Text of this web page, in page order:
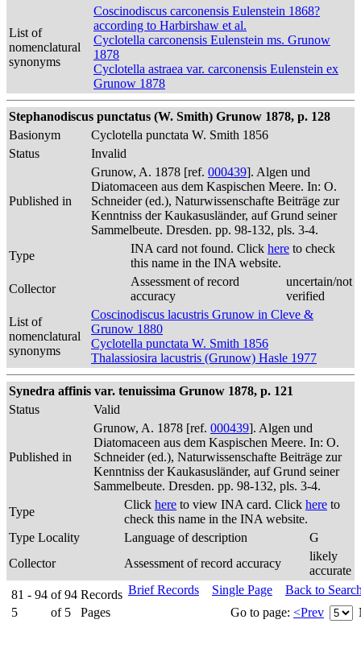
List of
nomenclatural
synonyms
Coscinodiscus carconensis Eulenstein 1868?
according to Harbirshaw et al.
Cyclotella carconensis Eulenstein ms. Grunow
1878
Cyclotella astraea var. carconensis Eulenstein ex
Grunow 1878
Stephanodiscus punctatus (W. Smith) Grunow 1878, p. 128
Basionym
Cyclotella punctata W. Smith 1856
Status
Invalid
Published in
Grunow, A. 1878 [ref. 000439]. Algen und
Diatomaceen aus dem Kaspischen Meere. In: O.
Schneider (ed.), Naturwissenschafte Beiträge zur
Kenntniss der Kaukasusländer, auf Grund seiner
Sammelbeute. Dresden. pp. 98-132, pls. 3-4.
Type
INA card not found. Click here to check
this name in the INA website.
Collector
Assessment of record
accuracy
uncertain/not
verified
List of
nomenclatural
synonyms
Coscinodiscus lacustris Grunow in Cleve &
Grunow 1880
Cyclotella punctata W. Smith 1856
Thalassiosira lacustris (Grunow) Hasle 1977
Synedra affinis var. tenuissima Grunow 1878, p. 121
Status
Valid
Published in
Grunow, A. 1878 [ref. 000439]. Algen und
Diatomaceen aus dem Kaspischen Meere. In: O.
Schneider (ed.), Naturwissenschafte Beiträge zur
Kenntniss der Kaukasusländer, auf Grund seiner
Sammelbeute. Dresden. pp. 98-132, pls. 3-4.
Type
Click here to view INA card. Click here to
check this name in the INA website.
Type Locality
Language of description
G
Collector
Assessment of record accuracy
likely
accurate
81 - 94 of 94 Records
5
of 5 Pages
Brief Records Single Page
Back to
Go to page: <Prev